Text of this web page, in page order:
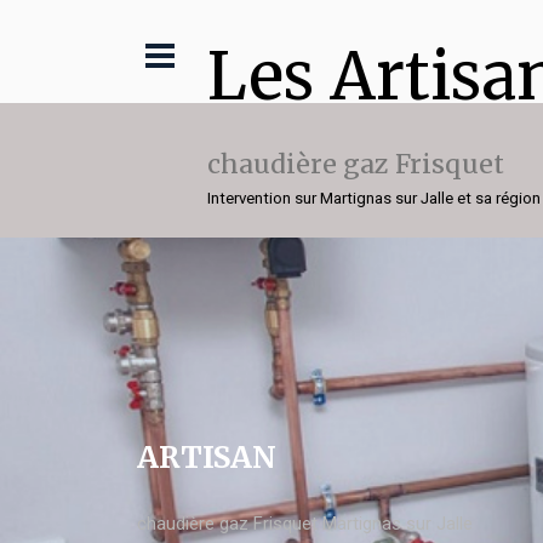
Les
chaudière gaz Frisquet
Intervention sur Martignas sur Jalle et sa région
ARTISAN
chaudière gaz Frisquet Martignas sur Jalle